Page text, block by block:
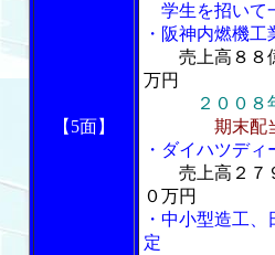
【5面】
学生を招いて
・阪神内燃機
売上高８８
万円
２００８
期末配
・ダイハツデ
売上高２７
０万円
・中小型造工
定